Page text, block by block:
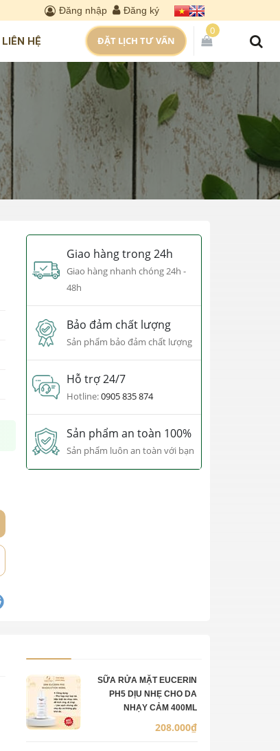
Đăng nhập Đăng ký
LIÊN HỆ ĐẶT LỊCH TƯ VẤN
0
Giao hàng trong 24h
Giao hàng nhanh chóng 24h -
48h
Bảo đảm chất lượng
Sản phẩm bảo đảm chất lượng
Hỗ trợ 24/7
Hotline:0905 835 874
Sản phẩm an toàn 100%
Sản phẩm luôn an toàn với bạn
Ảnh sản phẩmSỮA RỬA MẶT EUCERIN
PH5 DỊU NHẸ CHO DA
NHẠY CẢM 400ML
208.000₫